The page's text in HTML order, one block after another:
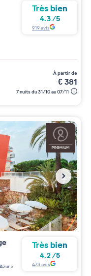
Très bien
4.3/5
919avis
à partir de
€381
7 nuits du 31/10 au 07/11
>
Très bien
4.2/5
473avis